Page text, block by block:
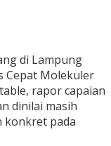
di Lampung
Cepat Molekuler
rapor capaian
dinilai masih
konkret pada